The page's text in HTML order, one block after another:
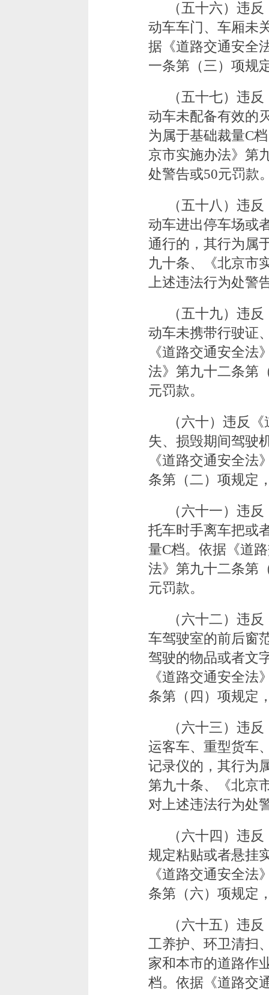
（五十六）违
动车车门、车厢未
据《道路交通安全
一条第（三）项规
（五十七）违
动车未配备有效的
为属于基础裁量C
京市实施办法》第
处警告或50元罚款
（五十八）违
动车进出停车场或
通行的，其行为属
九十条、《北京市
上述违法行为处警
（五十九）违
动车未携带行驶证
《道路交通安全法
法》第九十二条第
元罚款。
（六十）违反
失、损毁期间驾驶
《道路交通安全法
条第（二）项规定
（六十一）违
托车时手离车把或
量C档。依据《道
法》第九十二条第
元罚款。
（六十二）违
车驾驶室的前后窗
驾驶的物品或者文
《道路交通安全法
条第（四）项规定
（六十三）违
运客车、重型货车
记录仪的，其行为
第九十条、《北京
对上述违法行为处
（六十四）违
规定粘贴或者悬挂
《道路交通安全法
条第（六）项规定
（六十五）违
工养护、环卫清扫
家和本市的道路作
档。依据《道路交